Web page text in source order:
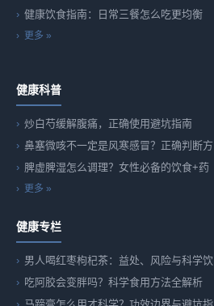
健康饮食指南：日常三餐怎么吃更均衡
更多 »
健康科普
炒白芍缓解腹痛，正确使用避坑指南
鼻塞微咳不一定是风寒感冒？正确判断方
脾虚脾湿怎么调理？女性必备的饮食+药
更多 »
健康专栏
男人喝红枣枸杞茶：益处、风险与科学饮
吃阿胶会变胖吗？科学食用方法全解析